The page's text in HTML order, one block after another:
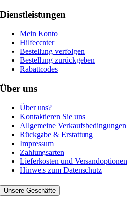
Dienstleistungen
Mein Konto
Hilfecenter
Bestellung verfolgen
Bestellung zurückgeben
Rabattcodes
Über uns
Über uns?
Kontaktieren Sie uns
Allgemeine Verkaufsbedingungen
Rückgabe & Erstattung
Impressum
Zahlungsarten
Lieferkosten und Versandoptionen
Hinweis zum Datenschutz
Unsere Geschäfte